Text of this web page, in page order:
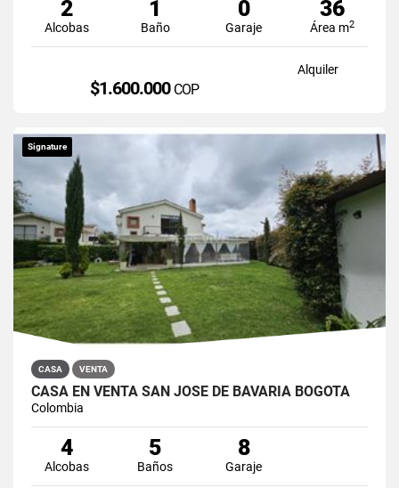
2
Alcobas
1
Baño
0
Garaje
36
Área m2
Alquiler
$1.600.000 COP
Signature
CASA VENTA
CASA EN VENTA SAN JOSÉ DE BAVARIA BOGOTÁ
Colombia
4
Alcobas
5
Baños
8
Garaje